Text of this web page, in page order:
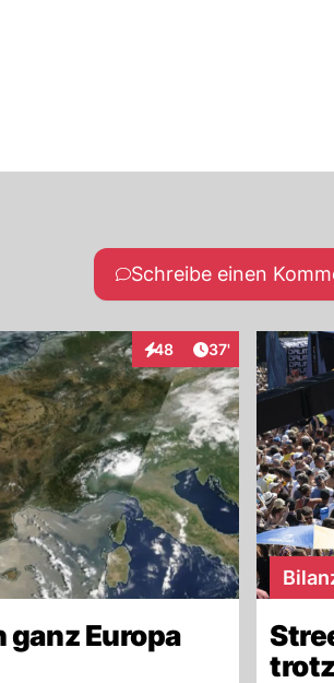
Schreibe einen
48
InteraktionenArtikel
37'
Europa